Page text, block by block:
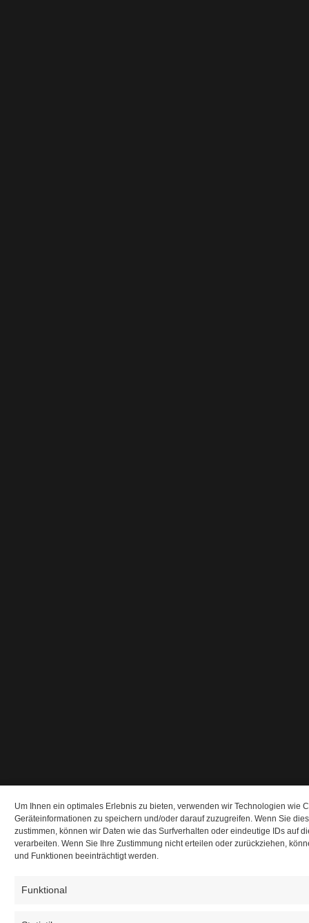
Um Ihnen ein optimales Erlebnis zu bieten, verwenden wir Technologien wie
Geräteinformationen zu speichern und/oder darauf zuzugreifen. Wenn Sie
zustimmen, können wir Daten wie das Surfverhalten oder eindeutige IDs auf
verarbeiten. Wenn Sie Ihre Zustimmung nicht erteilen oder zurückziehen,
und Funktionen beeinträchtigt werden.
Funktional